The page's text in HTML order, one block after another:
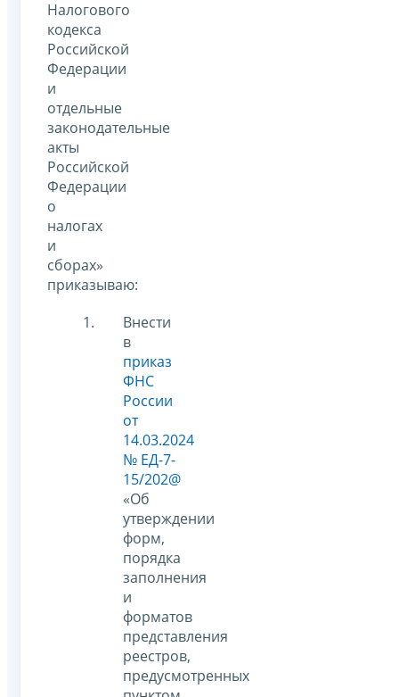
Налогового
кодекса
Российской
Федерации
и
отдельные
законодательные
акты
Российской
Федерации
о
налогах
и
сборах»
приказываю:
Внести
в
приказ
ФНС
России
от
14.03.2024
№ ЕД-7-
15/202@
«Об
утверждении
форм,
порядка
заполнения
и
форматов
представления
реестров,
предусмотренных